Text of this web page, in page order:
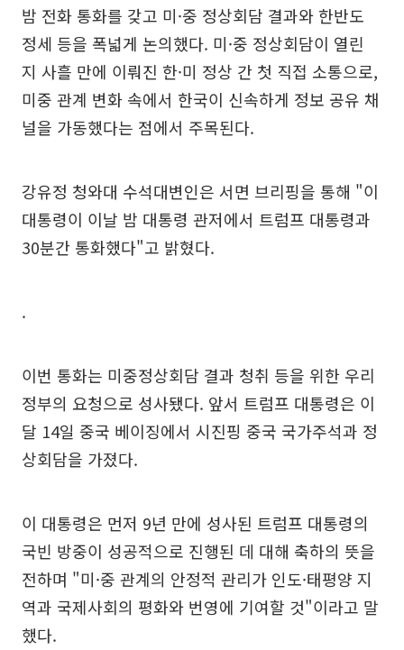
밤 전화 통화를 갖고 미·중 정상회담 결과와 한반도
정세 등을 폭넓게 논의했다. 미·중 정상회담이 열린
지 사흘 만에 이뤄진 한·미 정상 간 첫 직접 소통으로,
미중 관계 변화 속에서 한국이 신속하게 정보 공유 채
널을 가동했다는 점에서 주목된다.
강유정 청와대 수석대변인은 서면 브리핑을 통해 "이
대통령이 이날 밤 대통령 관저에서 트럼프 대통령과
30분간 통화했다"고 밝혔다.
.
이번 통화는 미중정상회담 결과 청취 등을 위한 우리
정부의 요청으로 성사됐다. 앞서 트럼프 대통령은 이
달 14일 중국 베이징에서 시진핑 중국 국가주석과 정
상회담을 가졌다.
이 대통령은 먼저 9년 만에 성사된 트럼프 대통령의
국빈 방중이 성공적으로 진행된 데 대해 축하의 뜻을
전하며 "미·중 관계의 안정적 관리가 인도·태평양 지
역과 국제사회의 평화와 번영에 기여할 것"이라고 말
했다.